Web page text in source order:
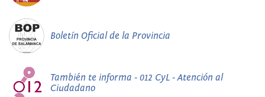
Boletín Oficial de la Provincia
También te informa - 012 CyL - Atención al
Ciudadano